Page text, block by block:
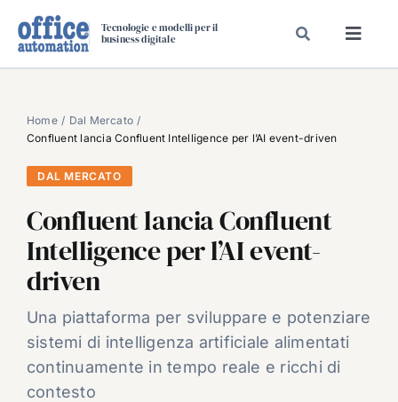
Tecnologie e modelli per il
business digitale
SPECIAL PAPER
TAVOLE ROTONDE DI REDAZIONE
DAL MERCATO
CARRIERE
VIDEO
EVENTI
CHI SIAMO
Home
Dal Mercato
Confluent lancia Confluent Intelligence per l’AI event-driven
DAL MERCATO
Confluent lancia Confluent
Intelligence per l’AI event-
driven
Una piattaforma per sviluppare e potenziare
sistemi di intelligenza artificiale alimentati
continuamente in tempo reale e ricchi di
contesto